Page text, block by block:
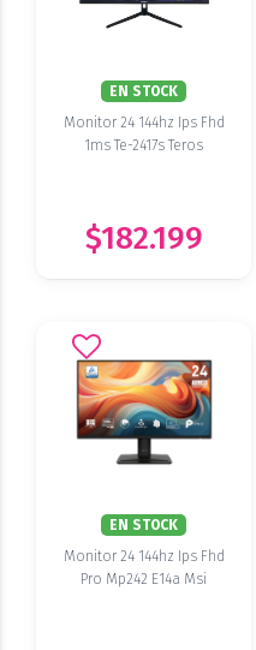
EN STOCK
Monitor 24 144hz Ips Fhd
1ms Te-2417s Teros
$182.199
EN STOCK
Monitor 24 144hz Ips Fhd
Pro Mp242 E14a Msi